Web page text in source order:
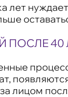
лет
ПОСЛЕ 40
лицом